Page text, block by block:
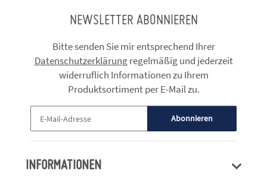
NEWSLETTER ABONNIEREN
Bitte senden Sie mir entsprechend Ihrer
Datenschutzerklärungregelmäßig und jederzeit
widerruflich Informationen zu Ihrem
Produktsortiment per E-Mail zu.
Abonnieren
INFORMATIONEN